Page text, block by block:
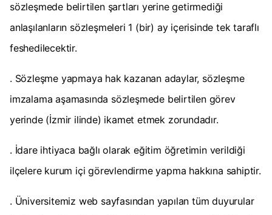
sözleşmede belirtilen şartları yerine getirmediği
anlaşılanların sözleşmeleri 1 (bir) ay içerisinde tek taraflı
feshedilecektir.
. Sözleşme yapmaya hak kazanan adaylar, sözleşme
imzalama aşamasında sözleşmede belirtilen görev
yerinde (İzmir ilinde) ikamet etmek zorundadır.
. İdare ihtiyaca bağlı olarak eğitim öğretimin verildiği
ilçelere kurum içi görevlendirme yapma hakkına sahiptir.
. Üniversitemiz web sayfasından yapılan tüm duyurular